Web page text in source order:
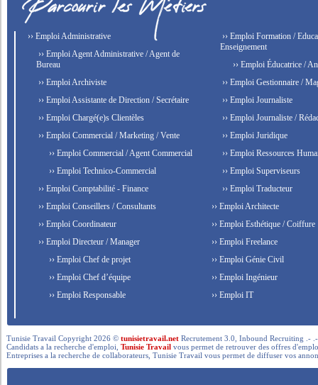
›› Emploi Administrative
›› Emploi Agent Administrative / Agent de
Bureau
›› Emploi Archiviste
›› Emploi Assistante de Direction / Secrétaire
›› Emploi Chargé(e)s Clientèles
›› Emploi Commercial / Marketing / Vente
›› Emploi Commercial / Agent Commercial
›› Emploi Technico-Commercial
›› Emploi Comptabilité - Finance
›› Emploi Conseillers / Consultants
›› Emploi Coordinateur
›› Emploi Directeur / Manager
›› Emploi Chef de projet
›› Emploi Chef d’équipe
›› Emploi Responsable
›› Emploi Formation /
Enseignement
›› Emploi Éducatrice /
›› Emploi Gestionnaire /
›› Emploi Journaliste
›› Emploi Journaliste /
›› Emploi Juridique
›› Emploi Ressources
›› Emploi Superviseurs
›› Emploi Traducteur
›› Emploi Architecte
›› Emploi Esthétique / Coiffure
›› Emploi Freelance
›› Emploi Génie Civil
›› Emploi Ingénieur
›› Emploi IT
Tunisie Travail Copyright 2026 ©tunisietravail.net Recrutement 3.0, Inbound Recruiting .-
Candidats a la recherche d'emploi,Tunisie Travail vous permet de retrouver des offres
Entreprises a la recherche de collaborateurs, Tunisie Travail vous permet de diffuser vos